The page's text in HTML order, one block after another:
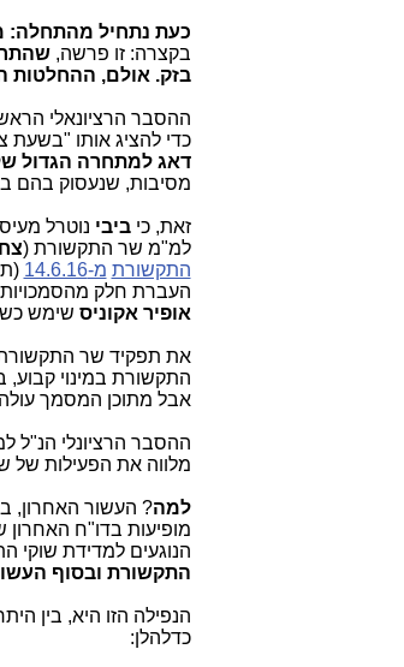
כעת נתחיל מהתחלה: מה
בקצרה: זו פרשה,
בזק. אולם, ההחלטות
ההסבר הרציונאלי
כדי להציג אותו
דאג למתחרה הגדול
מסיבות, שנעסוק בהם
זאת, כיביבי נוטרל
למ"מ שר התקשורת (
התקשורת מ-14.6.16
העברת חלק
אופיר אקוניס שימש
את תפקיד שר
התקשורת במינוי
אבל מתוכן המסמך
ההסבר הרציונלי
מלווה את הפעילות
למה? העשור האחרון,
הנוגעים למדידת שוקי
התקשורת ובסוף
הנפילה הזו היא, בין
כדלהלן: